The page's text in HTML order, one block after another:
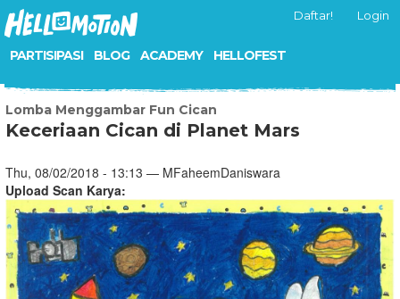
PARTISIPASI BLOG ACADEMY HELLOFEST
Daftar! Login
Lomba Menggambar Fun Cican
Keceriaan Cican di Planet Mars
Thu, 08/02/2018 - 13:13 — MFaheemDaniswara
Upload Scan Karya: